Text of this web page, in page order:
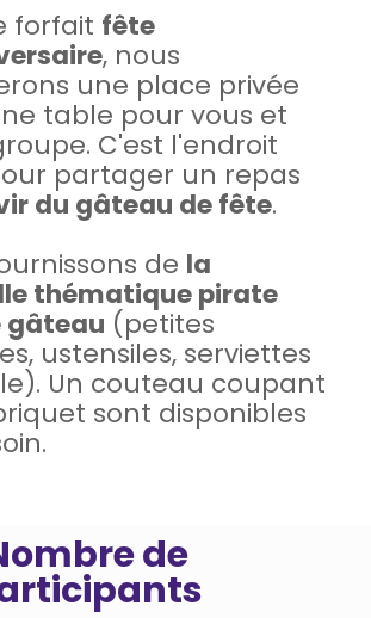
forfait fête
, nous
une place privée
table pour vous et
C'est l'endroit
partager un repas
du gâteau de fête.
de la
thématique pirate
gâteau (petites
ustensiles, serviettes
Un couteau coupant
sont disponibles
de